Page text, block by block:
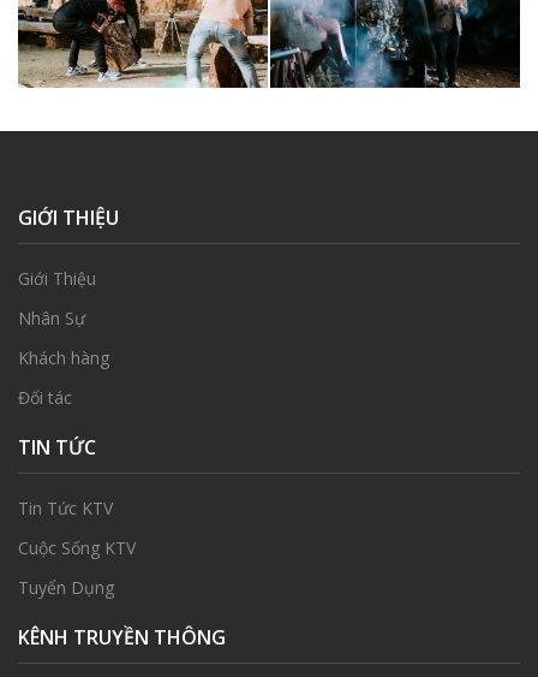
GIỚI THIỆU
Giới Thiệu
Nhân Sự
Khách hàng
Đối tác
TIN TỨC
Tin Tức KTV
Cuộc Sống KTV
Tuyển Dụng
KÊNH TRUYỀN THÔNG